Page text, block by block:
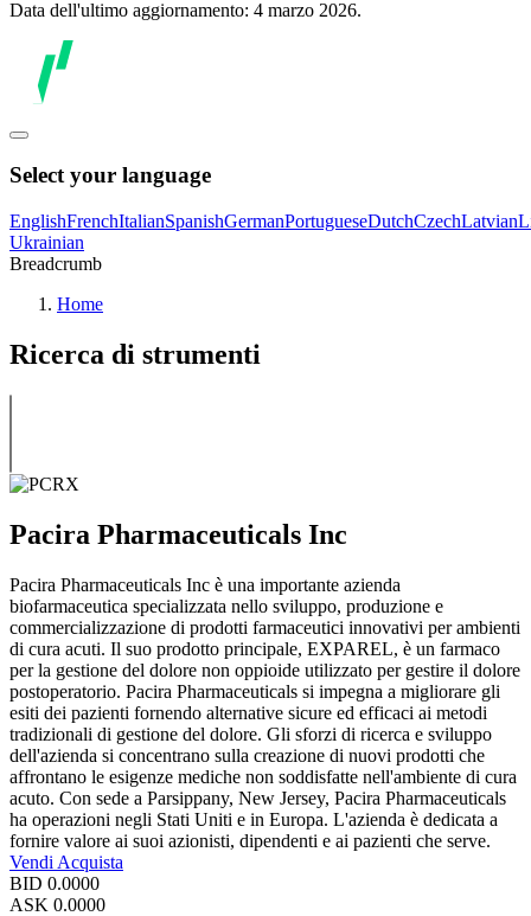
Data dell'ultimo aggiornamento: 4 marzo 2026.
Select your language
EnglishFrenchItalianSpanishGermanPortugueseDutchCzechLatvian
Ukrainian
Breadcrumb
Home
Ricerca di strumenti
Pacira Pharmaceuticals Inc
Pacira Pharmaceuticals Inc è una importante azienda
biofarmaceutica specializzata nello sviluppo, produzione e
commercializzazione di prodotti farmaceutici innovativi per ambienti
di cura acuti. Il suo prodotto principale, EXPAREL, è un farmaco
per la gestione del dolore non oppioide utilizzato per gestire il dolore
postoperatorio. Pacira Pharmaceuticals si impegna a migliorare gli
esiti dei pazienti fornendo alternative sicure ed efficaci ai metodi
tradizionali di gestione del dolore. Gli sforzi di ricerca e sviluppo
dell'azienda si concentrano sulla creazione di nuovi prodotti che
affrontano le esigenze mediche non soddisfatte nell'ambiente di cura
acuto. Con sede a Parsippany, New Jersey, Pacira Pharmaceuticals
ha operazioni negli Stati Uniti e in Europa. L'azienda è dedicata a
fornire valore ai suoi azionisti, dipendenti e ai pazienti che serve.
Vendi Acquista
BID 0.0000
ASK 0.0000